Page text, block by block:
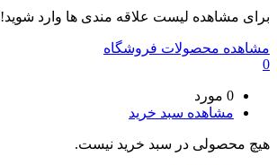
برای مشاهده لیست علاقه مندی ها وارد شوید!
مشاهده محصولات فروشگاه
0
0 مورد
مشاهده سبد خرید
هیچ محصولی در سبد خرید نیست.